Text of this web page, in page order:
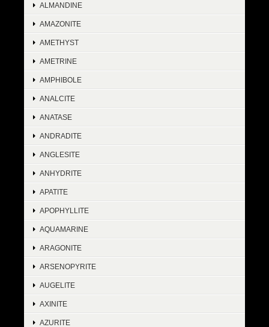
ALMANDINE
AMAZONITE
AMETHYST
AMETRINE
AMPHIBOLE
ANALCITE
ANATASE
ANDRADITE
ANGLESITE
ANHYDRITE
APATITE
APOPHYLLITE
AQUAMARINE
ARAGONITE
ARSENOPYRITE
AUGELITE
AXINITE
AZURITE